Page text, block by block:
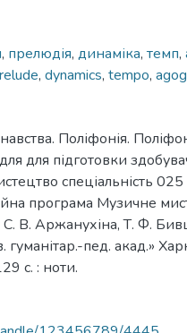
, прелюдія, динаміка, темп,
, dynamics, tempo,
Поліфонія.
для підготовки
спеціальність
програма Музичне
В. Аржанухіна, Т. Ф.
пед. акад.»
с. : ноти.